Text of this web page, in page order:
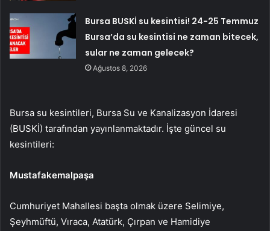
Bursa BUSKİ su kesintisi! 24-25 Temmuz
Bursa’da su kesintisi ne zaman bitecek,
sular ne zaman gelecek?
Ağustos 8, 2026
Bursa su kesintileri, Bursa Su ve Kanalizasyon İdaresi
(BUSKİ) tarafından yayınlanmaktadır. İşte güncel su
kesintileri:
Mustafakemalpaşa
Cumhuriyet Mahallesi başta olmak üzere Selimiye,
Şeyhmüftü, Vıraca, Atatürk, Çırpan ve Hamidiye